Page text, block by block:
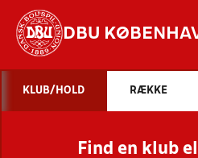
DBU
STILLINGER,
KLUB/HOLD RÆKKE
Find en klub